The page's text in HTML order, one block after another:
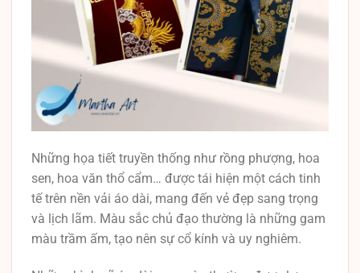
Những họa tiết truyền thống như rồng phượng, hoa
sen, hoa văn thổ cẩm… được tái hiện một cách tinh
tế trên nền vải áo dài, mang đến vẻ đẹp sang trọng
và lịch lãm. Màu sắc chủ đạo thường là những gam
màu trầm ấm, tạo nên sự cổ kính và uy nghiêm.